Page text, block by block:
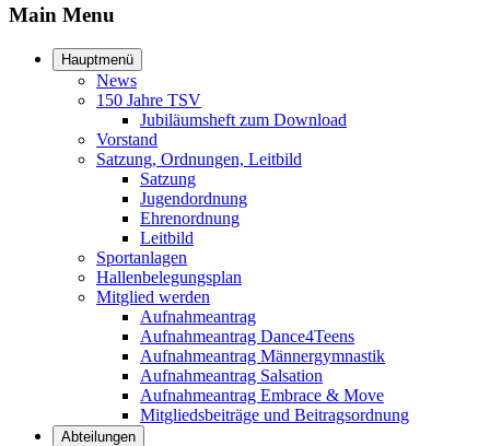
Main Menu
Hauptmenü
News
150 Jahre TSV
Jubiläumsheft zum Download
Vorstand
Satzung, Ordnungen, Leitbild
Satzung
Jugendordnung
Ehrenordnung
Leitbild
Sportanlagen
Hallenbelegungsplan
Mitglied werden
Aufnahmeantrag
Aufnahmeantrag Dance4Teens
Aufnahmeantrag Männergymnastik
Aufnahmeantrag Salsation
Aufnahmeantrag Embrace & Move
Mitgliedsbeiträge und Beitragsordnung
Abteilungen